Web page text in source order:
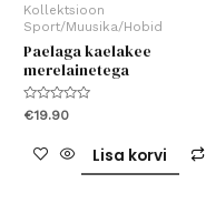
Kollektsioon
Sport/Muusika/Hobid
Paelaga kaelakee
merelainetega
Hinnanguga
0
€19.90
Lisa korvi